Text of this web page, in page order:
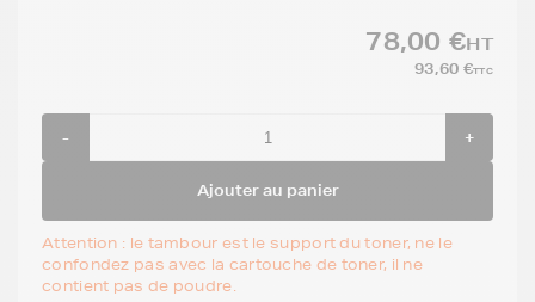
78,00 €HT
93,60 €TTC
- +
Ajouter au panier
Attention : le tambour est le support du toner, ne le
confondez pas avec la cartouche de toner, il ne
contient pas de poudre.